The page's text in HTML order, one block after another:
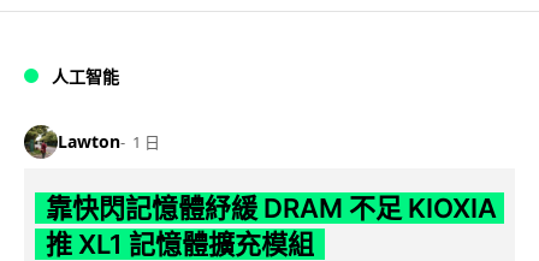
人工智能
Lawton 1 日
靠快閃記憶體紓緩 DRAM 不足 KIOXIA
推 XL1 記憶體擴充模組